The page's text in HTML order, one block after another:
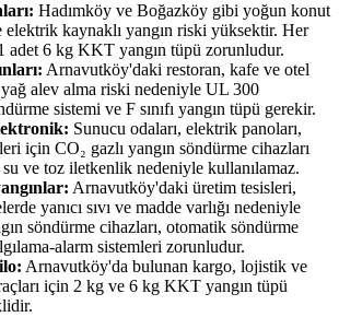
Hadımköy ve Boğazköy gibi yoğun konut
elektrik kaynaklı yangın riski yüksektir. Her
adet 6 kg KKT yangın tüpü zorunludur.
Arnavutköy'daki restoran, kafe ve otel
alev alma riski nedeniyle UL 300
sistemi ve F sınıfı yangın tüpü gerekir.
Sunucu odaları, elektrik panoları,
için CO₂ gazlı yangın söndürme cihazları
ve toz iletkenlik nedeniyle kullanılamaz.
Arnavutköy'daki üretim tesisleri,
yanıcı sıvı ve madde varlığı nedeniyle
söndürme cihazları, otomatik söndürme
alarm sistemleri zorunludur.
Arnavutköy'da bulunan kargo, lojistik ve
için 2 kg ve 6 kg KKT yangın tüpü